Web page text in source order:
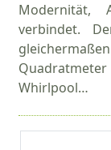
Modernität,
verbindet.
Whirlpool…